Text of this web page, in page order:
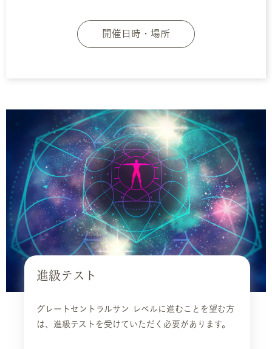
開催日時・場所
進級テスト
グレートセントラルサン レベルに進むことを望む方
は、進級テストを受けていただく必要があります。